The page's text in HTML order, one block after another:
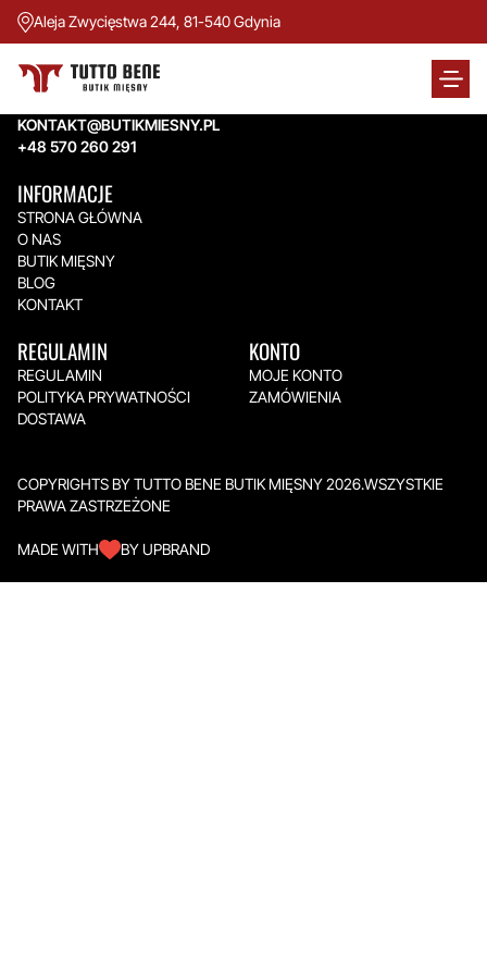
Aleja Zwycięstwa 244, 81-540 Gdynia
TUTTO BENE BUTIK MIĘSNY
Aleja Zwycięstwa 244,
KONTAKT@BUTIKMIESNY.PL
+48 570 260 291
INFORMACJE
STRONA GŁÓWNA
O NAS
BUTIK MIĘSNY
BLOG
KONTAKT
REGULAMIN
REGULAMIN
POLITYKA PRYWATNOŚCI
DOSTAWA
KONTO
MOJE KONTO
ZAMÓWIENIA
COPYRIGHTS BY TUTTO BENE BUTIK MIĘSNY 2026.WSZYSTKIE
PRAWA ZASTRZEŻONE
MADE WITH BY UPBRAND